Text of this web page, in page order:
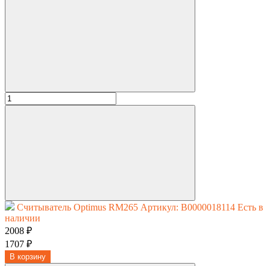
Считыватель Optimus RM265 Артикул: В0000018114 Есть в
наличии
2008 ₽
1707 ₽
В корзину